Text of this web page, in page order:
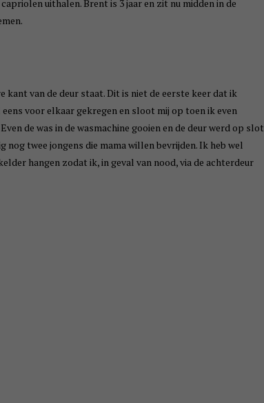
uithalen. Brent is 3 jaar en zit nu midden in de
kant van de deur staat. Dit is niet de eerste keer dat ik
voor elkaar gekregen en sloot mij op toen ik even
de was in de wasmachine gooien en de deur werd op slot
nog twee jongens die mama willen bevrijden. Ik heb wel
hangen zodat ik, in geval van nood, via de achterdeur